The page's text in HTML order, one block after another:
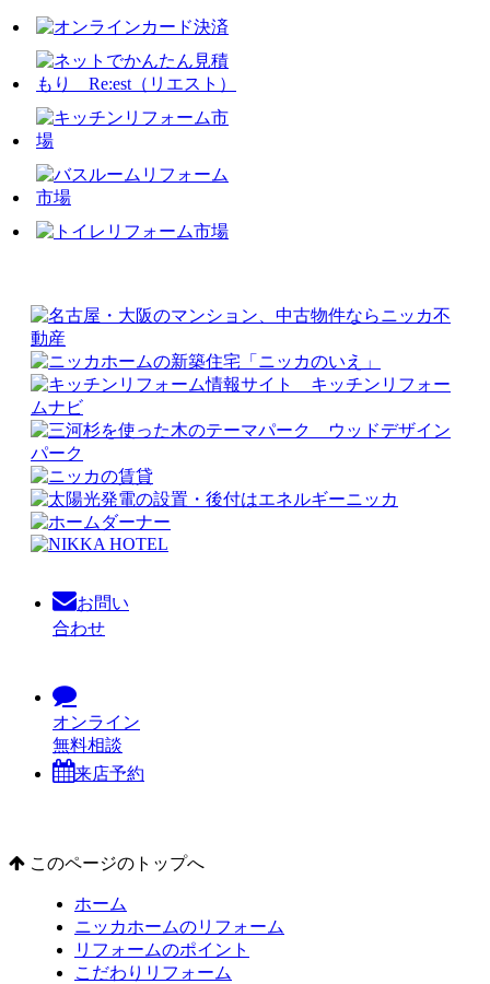
お問い
合わせ
オンライン
無料相談
来店予約
このページのトップへ
ホーム
ニッカホームのリフォーム
リフォームのポイント
こだわりリフォーム